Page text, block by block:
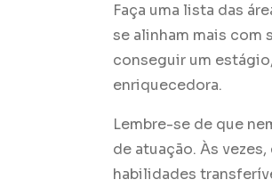
Faça uma lista das
se alinham mais com
conseguir um
enriquecedora.
Lembre-se de que
de atuação. Às
habilidades